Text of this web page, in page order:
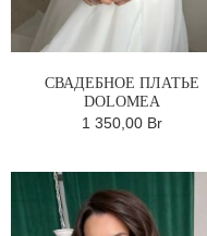
СВАДЕБНОЕ ПЛАТЬЕ
DOLOMEA
1 350,00 Br